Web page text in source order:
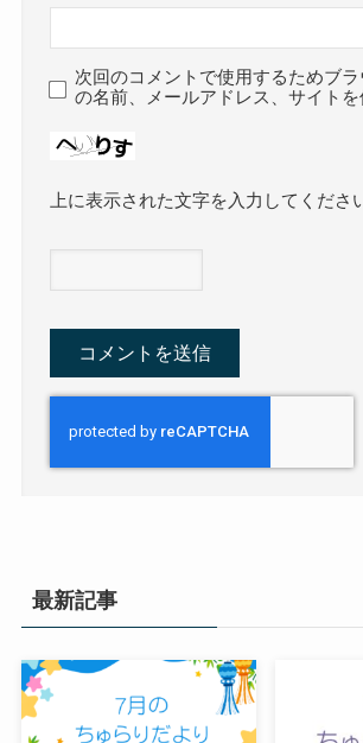
次回のコメントで使用するためブ
の名前、メールアドレス、サイトを
上に表示された文字を入力してくださ
最新記事